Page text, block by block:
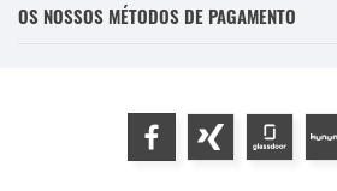
OS NOSSOS MÉTODOS DE PAGAMENTO